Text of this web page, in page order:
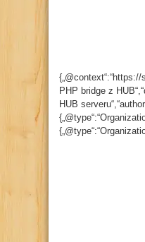
{„@context“:“https://
PHP bridge z
HUB